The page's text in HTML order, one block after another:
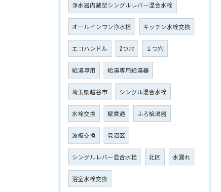
浄水器内蔵型シングルレバー混合水栓
オールインワン浄水栓 キッチン水栓交換
エコハンドル 2つ穴 １つ穴
給湯専用 給湯専用給湯器
埼玉県越谷市 シングル混合水栓
水栓交換 壁貫通 ふろ給湯器
波板交換 見沼区
シングルレバー混合水栓 北区 水漏れ
浴室水栓交換